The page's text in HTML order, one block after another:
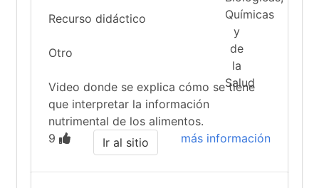
Recurso didáctico
Otro
Video donde se explica cómo se tiene
que interpretar la información
nutrimental de los alimentos.
9
más información
Ir al sitio